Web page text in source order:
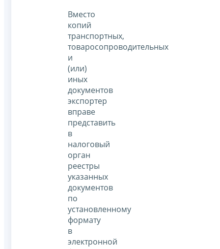
Вместо
копий
транспортных,
товаросопроводительных
и
(или)
иных
документов
экспортер
вправе
представить
в
налоговый
орган
реестры
указанных
документов
по
установленному
формату
в
электронной